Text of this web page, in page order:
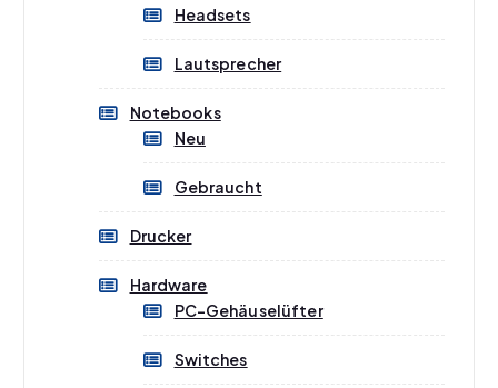
Headsets
Lautsprecher
Notebooks
Neu
Gebraucht
Drucker
Hardware
PC-Gehäuselüfter
Switches